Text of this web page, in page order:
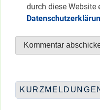
durch diese Website